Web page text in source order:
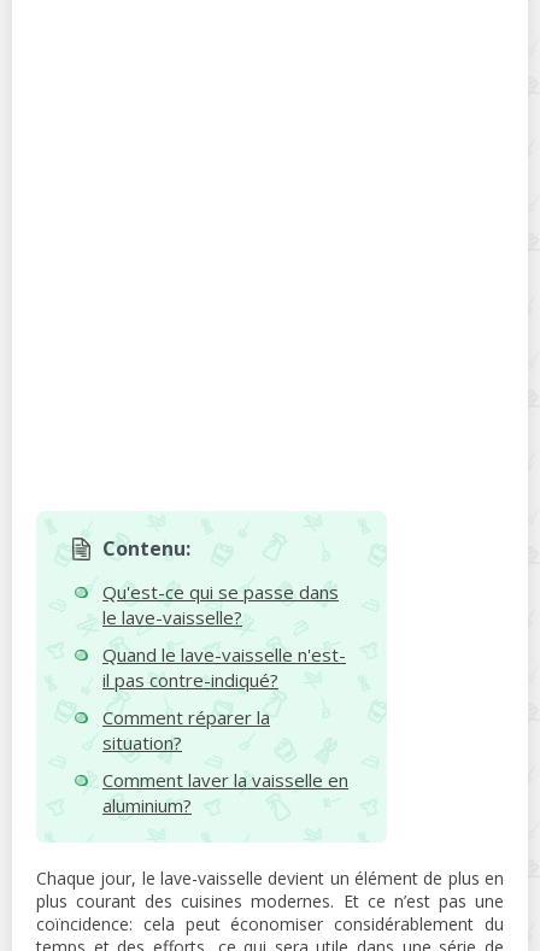
Contenu:
Qu'est-ce qui se passe dans
le lave-vaisselle?
Quand le lave-vaisselle n'est-
il pas contre-indiqué?
Comment réparer la
situation?
Comment laver la vaisselle en
aluminium?
Chaque jour, le lave-vaisselle devient un élément de plus en
plus courant des cuisines modernes. Et ce n’est pas une
coïncidence: cela peut économiser considérablement du